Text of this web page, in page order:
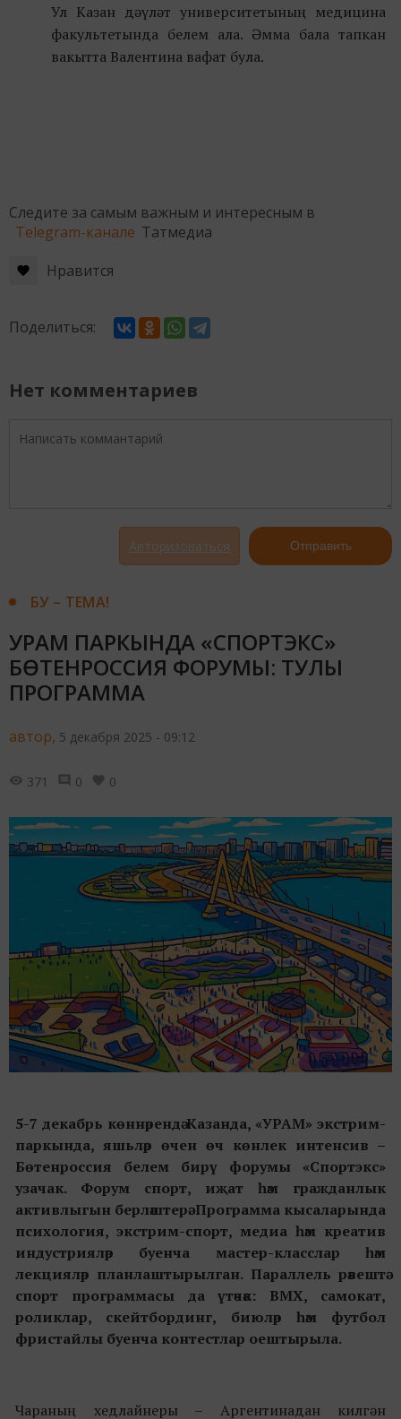
Ул Казан дәүләт университетының медицина
факультетында белем ала. Әмма бала тапкан
вакытта Валентина вафат була.
Следите за самым важным и интересным в
Telegram-канале Татмедиа
Нравится
Поделиться:
Нет комментариев
Авторизоваться Отправить
БУ – ТЕМА!
УРАМ ПАРКЫНДА «СПОРТЭКС»
БӨТЕНРОССИЯ ФОРУМЫ: ТУЛЫ
ПРОГРАММА
автор, 5 декабря 2025 - 09:12
371 0 0
5-7 декабрь көннәрендә Казанда, «УРАМ» экстрим-
паркында, яшьләр өчен өч көнлек интенсив –
Бөтенроссия белем бирү форумы «Спортэкс»
узачак. Форум спорт, иҗат һәм гражданлык
активлыгын берләштерә. Программа кысаларында
психология, экстрим-спорт, медиа һәм креатив
индустрияләр буенча мастер-класслар һәм
лекцияләр планлаштырылган. Параллель рәвештә
спорт программасы да үтәчәк: BMX, самокат,
роликлар, скейтбординг, биюләр һәм футбол
фристайлы буенча контестлар оештырыла.
Чараның хедлайнеры – Аргентинадан килгән